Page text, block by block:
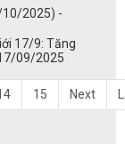
10/2025) -
17/9: Tăng
09/2025
15 Next